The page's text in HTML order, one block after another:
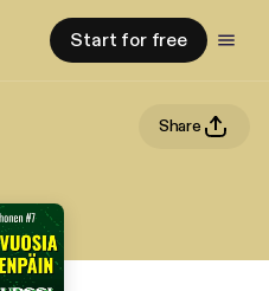
Start for free
Share